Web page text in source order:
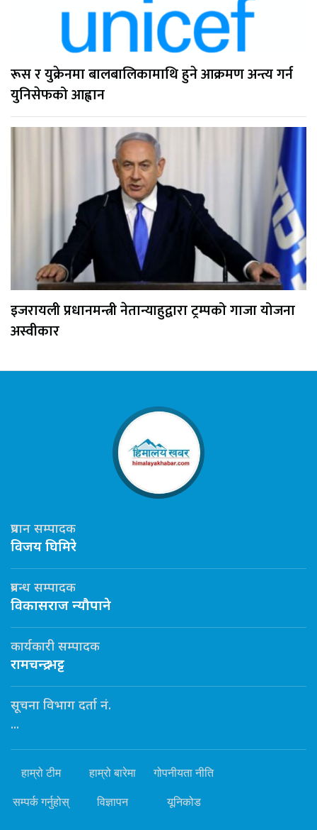
रूस र युक्रेनमा बालबालिकामाथि हुने आक्रमण अन्त्य गर्न
युनिसेफको आह्वान
इजरायली प्रधानमन्त्री नेतान्याहुद्वारा ट्रम्पको गाजा योजना
अस्वीकार
प्रधान सम्पादक
विजय घिमिरे
प्रबन्ध सम्पादक
विकासराज न्यौपाने
कार्यकारी सम्पादक
रामचन्द्र भट्ट
सूचना विभाग दर्ता नं.
...
हाम्रो टीम हाम्रो बारेमा गोपनीयता नीति
सम्पर्क गर्नुहोस् विज्ञापन यूनिकोड